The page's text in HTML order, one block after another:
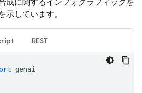
成に関するインフォグラフィックを
示しています。
REST
genai